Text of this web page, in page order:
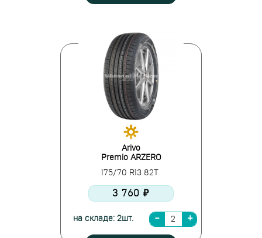
Arivo
Premio ARZERO
175/70 R13 82T
3 760 ₽
на складе: 2шт.